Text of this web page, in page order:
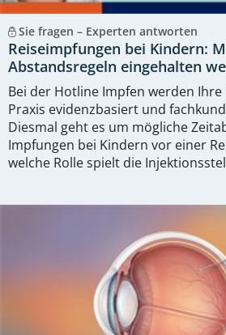
Sie fragen – Experten antworten
Reiseimpfungen bei Kindern:
Abstandsregeln eingehalten
Bei der Hotline Impfen werden
Praxis evidenzbasiert und
Diesmal geht es um mögliche
Impfungen bei Kindern vor einer
welche Rolle spielt die